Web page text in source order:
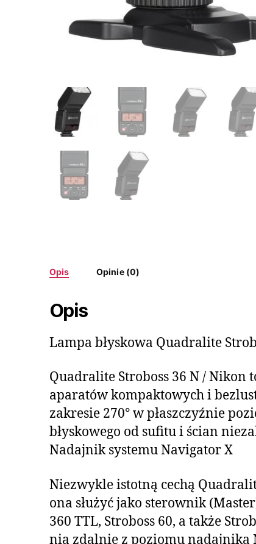
Opis Opinie (0)
Opis
Lampa błyskowa Quadralite
Quadralite Stroboss 36 N /
aparatów kompaktowych i
zakresie 270° w płaszczyźnie
błyskowego od sufitu i ścian
Nadajnik systemu Navigator X
Niezwykle istotną cechą
ona służyć jako sterownik
360 TTL, Stroboss 60, a także
nią zdalnie z poziomu nadajnika